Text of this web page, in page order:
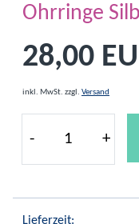
Ohrringe
28,00
inkl. MwSt. zzgl. Versand
- +
Lieferzeit: